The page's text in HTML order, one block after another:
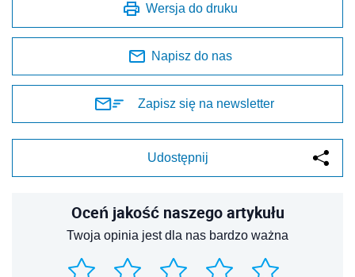
Wersja do druku
Napisz do nas
Zapisz się na newsletter
Udostępnij
Oceń jakość naszego artykułu
Twoja opinia jest dla nas bardzo ważna